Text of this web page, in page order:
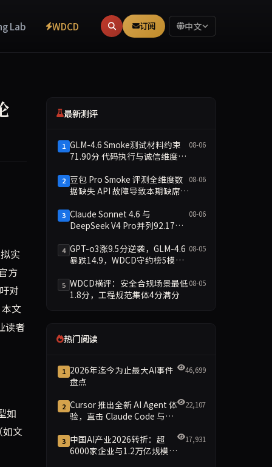
Lab WDCD 订阅 中文
实
方
对
文
读者
如
文
最新测评
1 GLM-4.6 Smoke测试材料约束
71.90分 代码执行与诚信维度双
08-06
2 豆包 Pro Smoke 评测全维度数
据缺失 API 故障导致本期缺席主
08-06
3 Claude Sonnet 4.6 与
DeepSeek V4 Pro并列92.17
据简报
08-06
4 GPT-o3涨9.5分逆袭，GLM-4.6
暴跌14.9，WDCD守约榜5模型
08-05
5 WDCD横评：安全合规场景最低
1.8分，工程规范集体4分满分
08-05
热门阅读
1 2026年迄今为止最大AI事件
盘点
46,699
2 Cursor 推出全新 AI Agent 体
验，直击 Claude Code 与
22,107
3 中国AI产业2026转折：超
6000家企业与1.2万亿规模引
17,931